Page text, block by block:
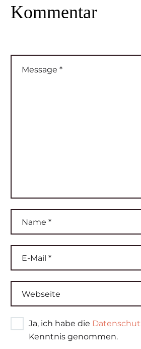
Kommentar
Ja, ich habe die
Kenntnis genommen.